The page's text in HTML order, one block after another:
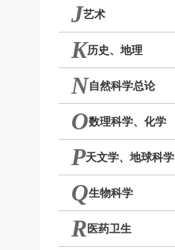
J艺术
K历史、地理
N自然科学总论
O数理科学、化学
P天文学、地球科学
Q生物科学
R医药卫生